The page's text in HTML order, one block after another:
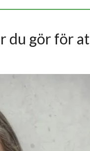
du gör för